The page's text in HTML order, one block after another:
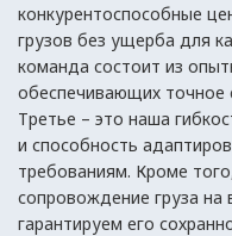
конкурентоспособные
грузов без ущерба для
команда состоит из
обеспечивающих точное
Третье – это наша
и способность
требованиям. Кроме
сопровождение груза на
гарантируем его